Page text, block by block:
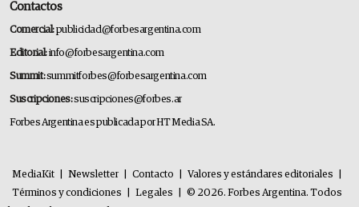
Contactos
Comercial:publicidad@forbesargentina.com
Editorial:info@forbesargentina.com
Summit:summitforbes@forbesargentina.com
Suscripciones:suscripciones@forbes.ar
Forbes Argentina es publicada por HT Media SA.
MediaKit Newsletter Contacto Valores y estándares editoriales
Términos y condiciones
Legales
© 2026. Forbes Argentina. Todos